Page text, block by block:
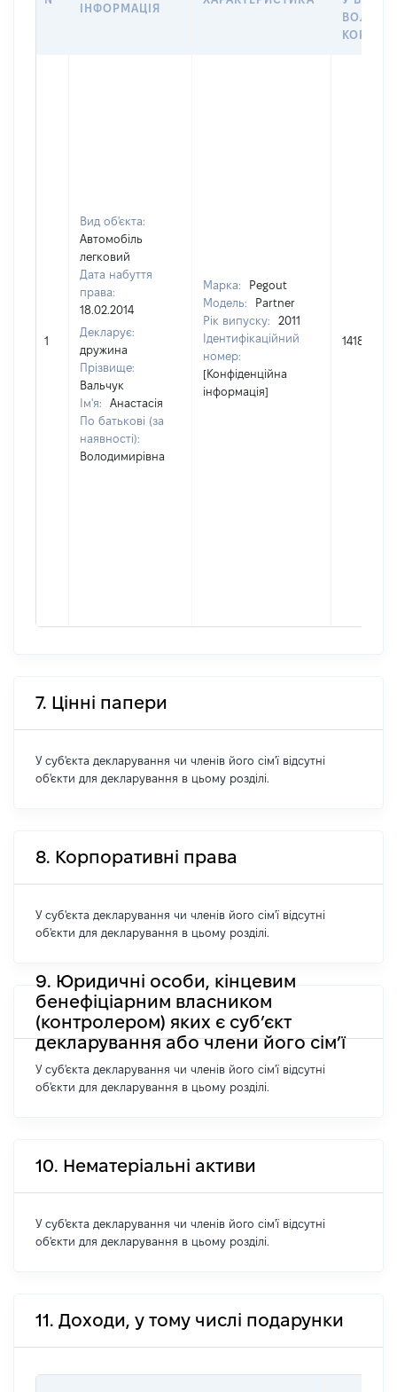
ІНФОРМАЦІЯ
1
Вид об'єкта:
Автомобіль
легковий
Дата набуття
права:
18.02.2014
Декларує:
дружина
Прізвище:
Вальчук
Ім'я:
Анастасія
По батькові (за
наявності):
Володимирівна
Марка:
Pegout
Модель:
Partner
Рік випуску:
2011
Ідентифікаційний
номер:
[Конфіденційна
інформація]
141800
7. Цінні папери
У суб'єкта декларування чи членів його сім'ї відсутні
об'єкти для декларування в цьому розділі.
8. Корпоративні права
У суб'єкта декларування чи членів його сім'ї відсутні
об'єкти для декларування в цьому розділі.
9. Юридичні особи, кінцевим
бенефіціарним власником
(контролером) яких є суб’єкт
декларування або члени його сім’ї
У суб'єкта декларування чи членів його сім'ї відсутні
об'єкти для декларування в цьому розділі.
10. Нематеріальні активи
У суб'єкта декларування чи членів його сім'ї відсутні
об'єкти для декларування в цьому розділі.
11. Доходи, у тому числі подарунки